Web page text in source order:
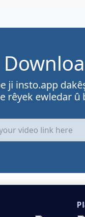
ji insto.app
rêyek ewledar